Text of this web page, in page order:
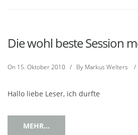
Die wohl beste Session
On 15. Oktober 2010 / By Markus Welters /
Hallo liebe Leser, ich durfte
MEHR...